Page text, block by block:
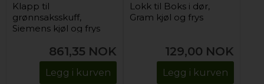
Klapp til
grønnsaksskuff,
Siemens kjøl og frys
861,35 NOK
Legg i kurven
Lokk til Boks i dør,
Gram kjøl og frys
129,00 NOK
Legg i kurven